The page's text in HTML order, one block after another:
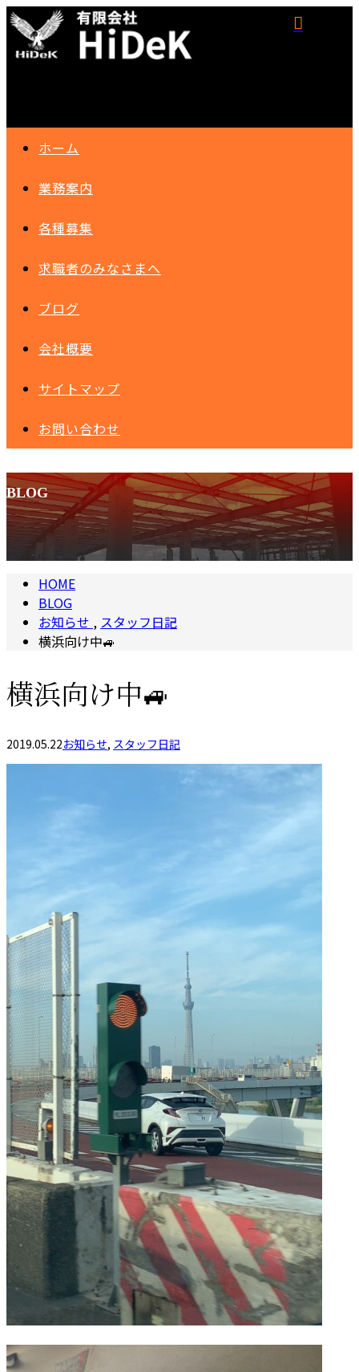
ホーム
業務案内
各種募集
求職者のみなさまへ
ブログ
会社概要
サイトマップ
お問い合わせ
BLOG
HOME
BLOG
お知らせ , スタッフ日記
横浜向け中🚙
横浜向け中🚙
2019.05.22お知らせ, スタッフ日記